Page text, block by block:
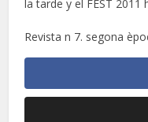
la tarde y el FEST 2011
Revista n 7. segona